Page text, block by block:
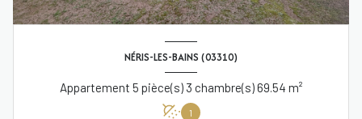
NÉRIS-LES-BAINS (03310)
Appartement 5 pièce(s) 3 chambre(s) 69.54 m²
1